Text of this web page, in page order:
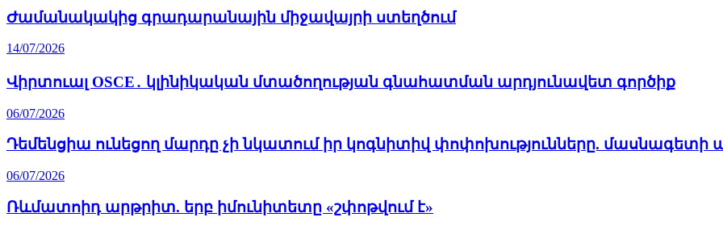
Ժամանակակից գրադարանային միջավայրի ստեղծում
14/07/2026
Վիրտուալ OSCE․ կլինիկական մտածողության գնահատման արդյունավետ գործիք
06/07/2026
Դեմենցիա ունեցող մարդը չի նկատում իր կոգնիտիվ փոփոխությունները.
06/07/2026
Ռևմատոիդ արթրիտ. երբ իմունիտետը «շփոթվում է»